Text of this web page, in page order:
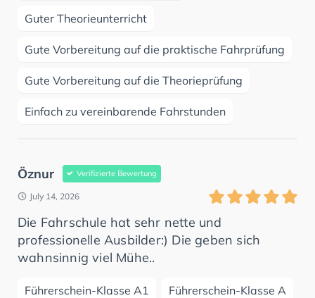
Guter Theorieunterricht
Gute Vorbereitung auf die praktische Fahrprüfung
Gute Vorbereitung auf die Theorieprüfung
Einfach zu vereinbarende Fahrstunden
Öznur Verifizierte Bewertung
July 14, 2026
Die Fahrschule hat sehr nette und
professionelle Ausbilder:) Die geben sich
wahnsinnig viel Mühe..
Führerschein-Klasse A1 Führerschein-Klasse A